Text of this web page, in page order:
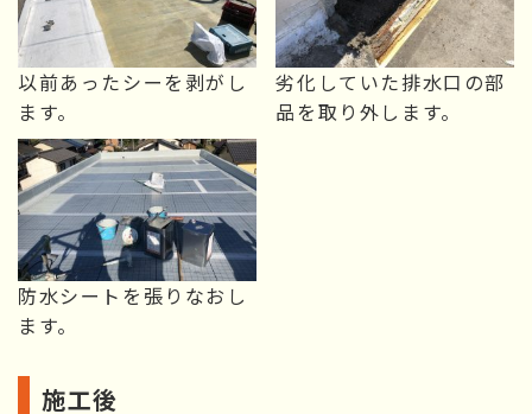
以前あったシーを剥がし
ます。
劣化していた排水口の部
品を取り外します。
防水シートを張りなおし
ます。
施工後